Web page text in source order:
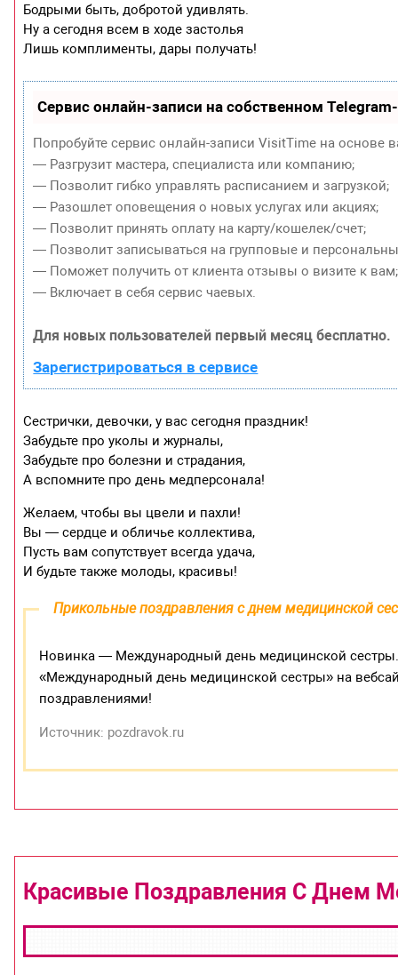
Бодрыми быть, добротой удивлять.
Ну а сегодня всем в ходе застолья
Лишь комплименты, дары получать!
Сервис онлайн-записи на собственном
Попробуйте сервис онлайн-записи VisitTime на основе
— Разгрузит мастера, специалиста или компанию;
— Позволит гибко управлять расписанием и загрузкой;
— Разошлет оповещения о новых услугах или акциях;
— Позволит принять оплату на карту/кошелек/счет;
— Позволит записываться на групповые и
— Поможет получить от клиента отзывы о визите к вам;
— Включает в себя сервис чаевых.
Для новых пользователей первый месяц бесплатно.
Зарегистрироваться в сервисе
Сестрички, девочки, у вас сегодня праздник!
Забудьте про уколы и журналы,
Забудьте про болезни и страдания,
А вспомните про день медперсонала!
Желаем, чтобы вы цвели и пахли!
Вы — сердце и обличье коллектива,
Пусть вам сопутствует всегда удача,
И будьте также молоды, красивы!
Прикольные поздравления с днем медицинской
Новинка — Международный день медицинской
«Международный день медицинской сестры» на
поздравлениями!
Источник: pozdravok.ru
Красивые Поздравления С Днем